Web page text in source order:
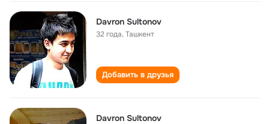
Davron Sultonov
32 года,Ташкент
Добавить в друзья
Davron Sultonov